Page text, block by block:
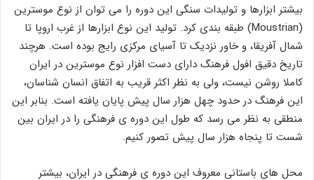
بیشتر ابزارها و تولیدات سنگی این دوره را می توان از نوع موسترین
(Moustrian) طبقه بندی کرد. تولید این نوع ابزارها از غرب اروپا تا
شمال آفریقا، و خاور نزدیک تا آسیای مرکزی رایج بوده است. هرچند
تاریخ دقیق افول فرهنگ دارای دست افزار نوع موسترین در ایران
کاملا روشن نیست، ولی به نظر اکثر قریب به اتفاق انسان شناسان،
این فرهنگ در حدود چهل هزار سال پیش پایان یافته است. بنابر این
منطقی به نظر می رسد که طول این دوره ی فرهنگی را در ایران بین
شست تا پنجاه هزار سال پیش تصور کنیم.
محل های باستانی معروف این دوره ی فرهنگی در ایران، بیشتر